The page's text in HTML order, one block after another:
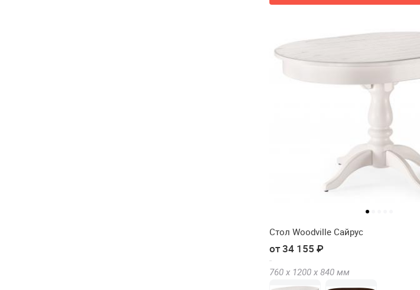
Стол Woodville Сайрус
от 34 155 ₽
760 х 1200 х 840 мм